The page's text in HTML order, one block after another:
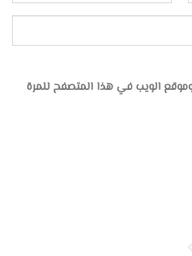
الويب في هذا المتصفح للمرة